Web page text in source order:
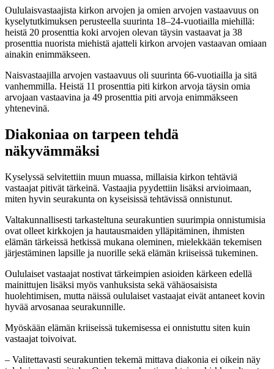
Oululaisvastaajista kirkon arvojen ja omien arvojen vastaavuus on
kyselytutkimuksen perusteella suurinta 18–24-vuotiailla miehillä:
heistä 20 prosenttia koki arvojen olevan täysin vastaavat ja 38
prosenttia nuorista miehistä ajatteli kirkon arvojen vastaavan omiaan
ainakin enimmäkseen.
Naisvastaajilla arvojen vastaavuus oli suurinta 66-vuotiailla ja sitä
vanhemmilla. Heistä 11 prosenttia piti kirkon arvoja täysin omia
arvojaan vastaavina ja 49 prosenttia piti arvoja enimmäkseen
yhtenevinä.
Diakoniaa on tarpeen tehdä
näkyvämmäksi
Kyselyssä selvitettiin muun muassa, millaisia kirkon tehtäviä
vastaajat pitivät tärkeinä. Vastaajia pyydettiin lisäksi arvioimaan,
miten hyvin seurakunta on kyseisissä tehtävissä onnistunut.
Valtakunnallisesti tarkasteltuna seurakuntien suurimpia onnistumisia
ovat olleet kirkkojen ja hautausmaiden ylläpitäminen, ihmisten
elämän tärkeissä hetkissä mukana oleminen, mielekkään tekemisen
järjestäminen lapsille ja nuorille sekä elämän kriiseissä tukeminen.
Oululaiset vastaajat nostivat tärkeimpien asioiden kärkeen edellä
mainittujen lisäksi myös vanhuksista sekä vähäosaisista
huolehtimisen, mutta näissä oululaiset vastaajat eivät antaneet kovin
hyvää arvosanaa seurakunnille.
Myöskään elämän kriiseissä tukemisessa ei onnistuttu siten kuin
vastaajat toivoivat.
– Valitettavasti seurakuntien tekemä mittava diakonia ei oikein näy